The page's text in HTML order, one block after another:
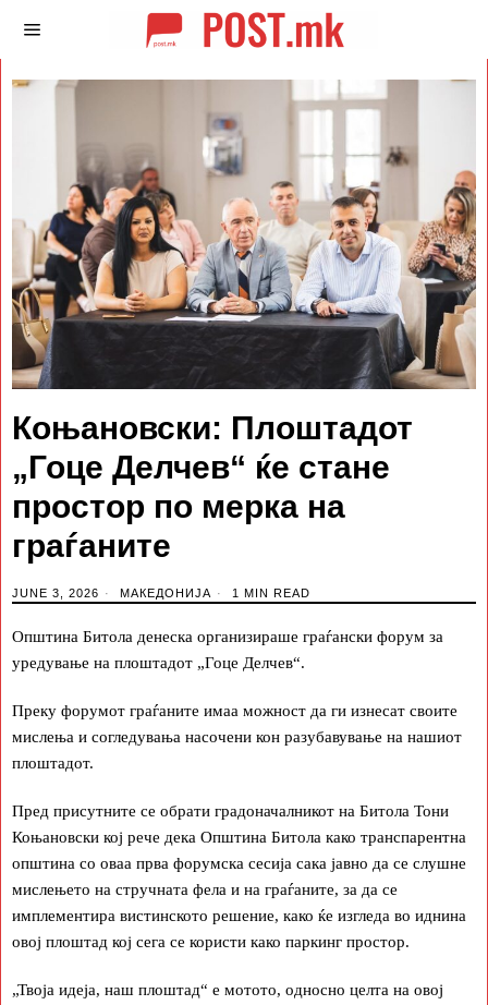
Коњановски: Плоштадот
„Гоце Делчев“ ќе стане
простор по мерка на
граѓаните
JUNE 3, 2026 МАКЕДОНИЈА 1 MIN READ
Општина Битола денеска организираше граѓански форум за
уредување на плоштадот „Гоце Делчев“.
Преку форумот граѓаните имаа можност да ги изнесат своите
мислења и согледувања насочени кон разубавување на нашиот
плоштадот.
Пред присутните се обрати градоначалникот на Битола Тони
Коњановски кој рече дека Општина Битола како транспарентна
општина со оваа прва форумска сесија сака јавно да се слушне
мислењето на стручната фела и на граѓаните, за да се
имплементира вистинското решение, како ќе изгледа во иднина
овој плоштад кој сега се користи како паркинг простор.
„Твоја идеја, наш плоштад“ е мотото, односно целта на овој